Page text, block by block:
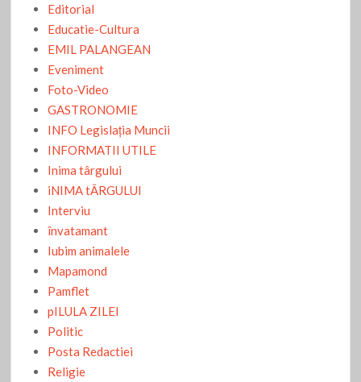
Editorial
Educatie-Cultura
EMIL PALANGEAN
Eveniment
Foto-Video
GASTRONOMIE
INFO Legislaţia Muncii
INFORMATII UTILE
Inima târgului
iNIMA tÂRGULUI
Interviu
învatamant
Iubim animalele
Mapamond
Pamflet
pILULA ZILEI
Politic
Posta Redactiei
Religie